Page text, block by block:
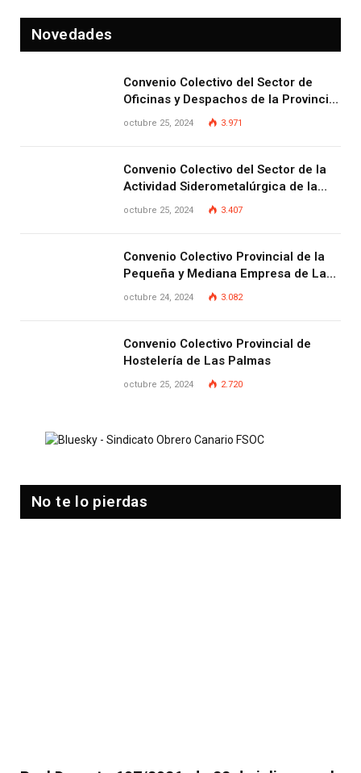
Novedades
Convenio Colectivo del Sector de
Oficinas y Despachos de la Provincia
de Las Palmas
octubre 25, 2024 3.971
Convenio Colectivo del Sector de la
Actividad Siderometalúrgica de la
Provincia de Las Palmas
octubre 25, 2024 3.407
Convenio Colectivo Provincial de la
Pequeña y Mediana Empresa de Las
Palmas.
octubre 24, 2024 3.082
Convenio Colectivo Provincial de
Hostelería de Las Palmas
octubre 25, 2024 2.720
No te lo pierdas